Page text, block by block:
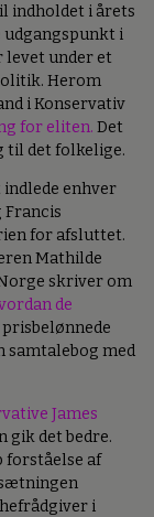
indholdet i årets
udgangspunkt i
levet under et
Herom
i Konservativ
for eliten. Det
til det folkelige.
enhver
Francis
for afsluttet.
Mathilde
skriver om
de
prisbelønnede
samtalebog med
James
gik det bedre.
forståelse af
i